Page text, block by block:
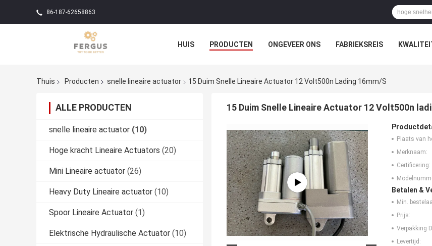
86-187-62658863
HUIS PRODUCTEN ONGEVEER ONS FABRIEKSREIS
Thuis Producten snelle lineaire actuator 15 Duim Snelle Lineaire Actuator 12 Volt500n Lading 16mm/s
ALLE PRODUCTEN
snelle lineaire actuator (10)
Hoge kracht Lineaire Actuators (20)
Mini Lineaire actuator (26)
Heavy Duty Lineaire actuator (10)
Spoor Lineaire Actuator (1)
Elektrische Hydraulische Actuator (10)
15 Duim Snelle Lineaire Actuator 12 Volt500n
Plaats van
Merknaam:
Certificering:
Betalen &
Min.
Prijs:
Verpakking
Levertijd: